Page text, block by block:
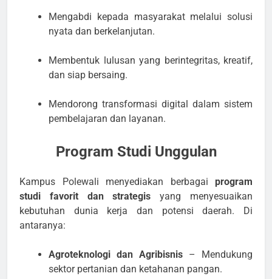
Mengabdi kepada masyarakat melalui solusi
nyata dan berkelanjutan.
Membentuk lulusan yang berintegritas, kreatif,
dan siap bersaing.
Mendorong transformasi digital dalam sistem
pembelajaran dan layanan.
Program Studi Unggulan
Kampus Polewali menyediakan berbagai program
studi favorit dan strategis yang menyesuaikan
kebutuhan dunia kerja dan potensi daerah. Di
antaranya:
Agroteknologi dan Agribisnis – Mendukung
sektor pertanian dan ketahanan pangan.